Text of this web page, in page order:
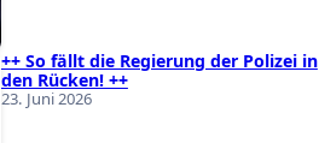
++ So fällt die Regierung der Polizei in
den Rücken! ++
23. Juni 2026